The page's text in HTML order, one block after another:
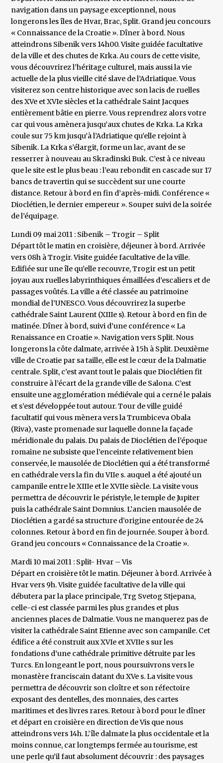
navigation dans un paysage exceptionnel, nous
longerons les îles de Hvar, Brac, Split. Grand jeu concours
« Connaissance de la Croatie ». Dîner à bord. Nous
atteindrons Sibenik vers 14h00. Visite guidée facultative
de la ville et des chutes de Krka. Au cours de cette visite,
vous découvrirez l’héritage culturel, mais aussi la vie
actuelle de la plus vieille cité slave de l’Adriatique. Vous
visiterez son centre historique avec son lacis de ruelles
des XVe et XVIe siècles et la cathédrale Saint Jacques
entièrement bâtie en pierre. Vous reprendrez alors votre
car qui vous amènera jusqu’aux chutes de Krka. La Krka
coule sur 75 km jusqu’à l’Adriatique qu’elle rejoint à
Sibenik. La Krka s’élargit, forme un lac, avant de se
resserrer à nouveau au Skradinski Buk. C’est à ce niveau
que le site est le plus beau : l’eau rebondit en cascade sur 17
bancs de travertin qui se succèdent sur une courte
distance. Retour à bord en fin d’après-midi. Conférence «
Dioclétien, le dernier empereur ». Souper suivi de la soirée
de l’équipage.
Lundi 09 mai 2011 : Sibenik – Trogir – Split
Départ tôt le matin en croisière, déjeuner à bord. Arrivée
vers 08h à Trogir. Visite guidée facultative de la ville.
Edifiée sur une île qu’elle recouvre, Trogir est un petit
joyau aux ruelles labyrinthiques émaillées d’escaliers et de
passages voûtés. La ville a été classée au patrimoine
mondial de l’UNESCO. Vous découvrirez la superbe
cathédrale Saint Laurent (XIIIe s). Retour à bord en fin de
matinée. Dîner à bord, suivi d’une conférence « La
Renaissance en Croatie ». Navigation vers Split. Nous
longerons la côte dalmate, arrivée à 15h à Split. Deuxième
ville de Croatie par sa taille, elle est le cœur de la Dalmatie
centrale. Split, c’est avant tout le palais que Dioclétien fit
construire à l’écart de la grande ville de Salona. C’est
ensuite une agglomération médiévale qui a cerné le palais
et s’est développée tout autour. Tour de ville guidé
facultatif qui vous mènera vers la Trumbiceva Obala
(Riva), vaste promenade sur laquelle donne la façade
méridionale du palais. Du palais de Dioclétien de l’époque
romaine ne subsiste que l’enceinte relativement bien
conservée, le mausolée de Dioclétien qui a été transformé
en cathédrale vers la fin du VIIe s. auquel a été ajouté un
campanile entre le XIIIe et le XVIIe siècle. La visite vous
permettra de découvrir le péristyle, le temple de Jupiter
puis la cathédrale Saint Domnius. L’ancien mausolée de
Dioclétien a gardé sa structure d’origine entourée de 24
colonnes. Retour à bord en fin de journée. Souper à bord.
Grand jeu concours « Connaissance de la Croatie ».
Mardi 10 mai 2011 : Split- Hvar – Vis
Départ en croisière tôt le matin. Déjeuner à bord. Arrivée à
Hvar vers 9h. Visite guidée facultative de la ville qui
débutera par la place principale, Trg Svetog Stjepana,
celle-ci est classée parmi les plus grandes et plus
anciennes places de Dalmatie. Vous ne manquerez pas de
visiter la cathédrale Saint Etienne avec son campanile. Cet
édifice a été construit aux XVIe et XVIIe s sur les
fondations d’une cathédrale primitive détruite par les
Turcs. En longeant le port, nous poursuivrons vers le
monastère franciscain datant du XVe s. La visite vous
permettra de découvrir son cloître et son réfectoire
exposant des dentelles, des monnaies, des cartes
maritimes et des livres rares. Retour à bord pour le dîner
et départ en croisière en direction de Vis que nous
atteindrons vers 14h. L’île dalmate la plus occidentale et la
moins connue, car longtemps fermée au tourisme, est
une perle qu’il faut absolument découvrir : des paysages